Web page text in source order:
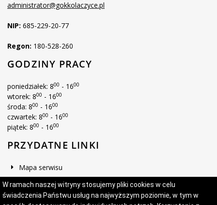
W ramach naszej witryny stosujemy pliki cookies w celu
świadczenia Państwu usług na najwyższym poziomie, w tym w
administrator@gokkolaczyce.pl
NIP: 685-229-20-77
Regon: 180-528-260
GODZINY PRACY
poniedziałek: 800 - 1600
wtorek: 800 - 1600
środa: 800 - 1600
czwartek: 800 - 1600
piątek: 800 - 1600
PRZYDATNE LINKI
Mapa serwisu
Deklaracja dostępności